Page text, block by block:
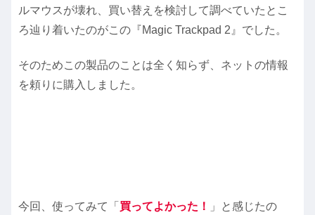
ルマウスが壊れ、買い替えを検討して調べていたとこ
ろ辿り着いたのがこの『Magic Trackpad 2』でした。
そのためこの製品のことは全く知らず、ネットの情報
を頼りに購入しました。
今回、使ってみて「 買ってよかった ！
」と感じたの